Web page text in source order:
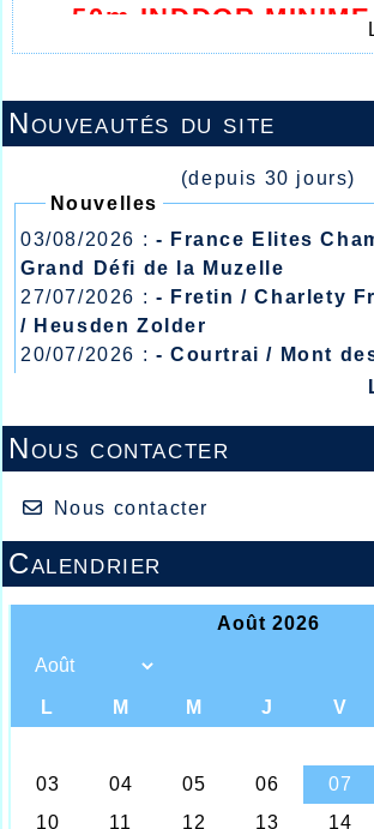
Nouveautés du site
(depuis 30 jours)
Nouvelles
03/08/2026 : - France Elites
Grand Défi de la Muzelle
27/07/2026 : - Fretin / Charlety
/ Heusden Zolder
20/07/2026 : - Courtrai / Mont
- Lyon / Meeting
Nous contacter
Nous contacter
Calendrier
50m INDDOR
MARIAM
Mariam OULARE
Ce week-end se sont
pour la catégorie minime
plus c’est la salle Jean
accueillait ce championnat.
Deux athlètes féminines
Halluinois du sprint minime,
record Départemental et du
en salle en couvrant la
contre un record précédent à
13 novembre dernier.
également réaliser 10m07
poids, record club indoor